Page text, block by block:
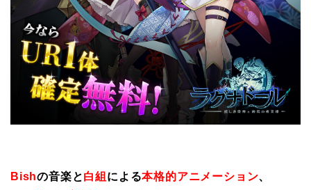
Bishの音楽と白組 による本格的アニメーション、